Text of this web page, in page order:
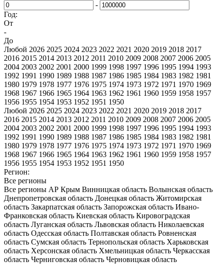
-
Год:
От
-
До
Любой 2026 2025 2024 2023 2022 2021 2020 2019 2018 2017
2016 2015 2014 2013 2012 2011 2010 2009 2008 2007 2006 2005
2004 2003 2002 2001 2000 1999 1998 1997 1996 1995 1994 1993
1992 1991 1990 1989 1988 1987 1986 1985 1984 1983 1982 1981
1980 1979 1978 1977 1976 1975 1974 1973 1972 1971 1970 1969
1968 1967 1966 1965 1964 1963 1962 1961 1960 1959 1958 1957
1956 1955 1954 1953 1952 1951 1950
Любой 2026 2025 2024 2023 2022 2021 2020 2019 2018 2017
2016 2015 2014 2013 2012 2011 2010 2009 2008 2007 2006 2005
2004 2003 2002 2001 2000 1999 1998 1997 1996 1995 1994 1993
1992 1991 1990 1989 1988 1987 1986 1985 1984 1983 1982 1981
1980 1979 1978 1977 1976 1975 1974 1973 1972 1971 1970 1969
1968 1967 1966 1965 1964 1963 1962 1961 1960 1959 1958 1957
1956 1955 1954 1953 1952 1951 1950
Регион:
Все регионы
Все регионы АР Крым Винницкая область Волынская область
Днепропетровская область Донецкая область Житомирская
область Закарпатская область Запорожская область Ивано-
Франковская область Киевская область Кировоградская
область Луганская область Львовская область Николаевская
область Одесская область Полтавская область Ровненская
область Сумская область Тернопольская область Харьковская
область Херсонская область Хмельницкая область Черкасская
область Черниговская область Черновицкая область